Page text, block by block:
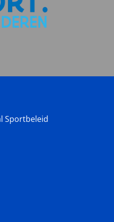
Sportbeleid